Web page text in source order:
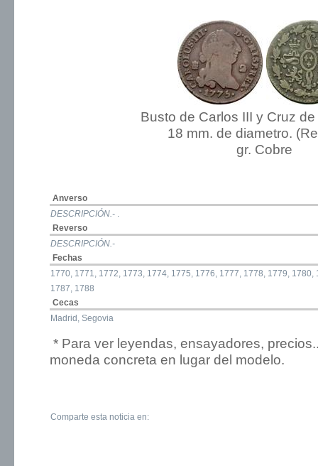
Busto de Carlos III y Cruz
18 mm. de diametro.
gr. Cobre
Anverso
DESCRIPCIÓN.- .
Reverso
DESCRIPCIÓN.-
Fechas
1770, 1771, 1772, 1773, 1774, 1775, 1776, 1777, 1778, 1779,
1787, 1788
Cecas
Madrid, Segovia
* Para ver leyendas, ensayadores,
moneda concreta en lugar del modelo.
Comparte esta noticia en: